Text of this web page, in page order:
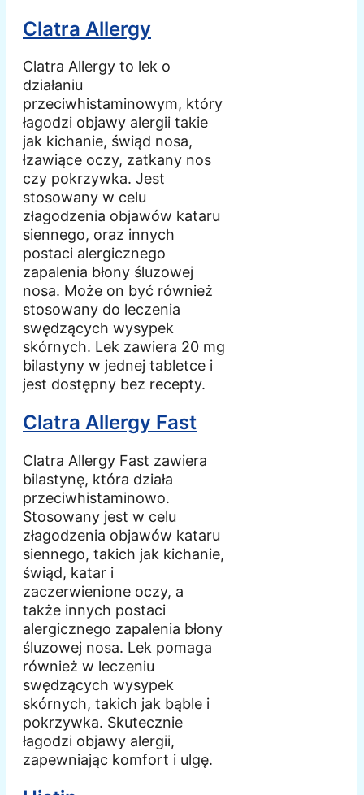
Clatra Allergy
Clatra Allergy to lek o
działaniu
przeciwhistaminowym, który
łagodzi objawy alergii takie
jak kichanie, świąd nosa,
łzawiące oczy, zatkany nos
czy pokrzywka. Jest
stosowany w celu
złagodzenia objawów kataru
siennego, oraz innych
postaci alergicznego
zapalenia błony śluzowej
nosa. Może on być również
stosowany do leczenia
swędzących wysypek
skórnych. Lek zawiera 20 mg
bilastyny w jednej tabletce i
jest dostępny bez recepty.
Clatra Allergy Fast
Clatra Allergy Fast zawiera
bilastynę, która działa
przeciwhistaminowo.
Stosowany jest w celu
złagodzenia objawów kataru
siennego, takich jak kichanie,
świąd, katar i
zaczerwienione oczy, a
także innych postaci
alergicznego zapalenia błony
śluzowej nosa. Lek pomaga
również w leczeniu
swędzących wysypek
skórnych, takich jak bąble i
pokrzywka. Skutecznie
łagodzi objawy alergii,
zapewniając komfort i ulgę.